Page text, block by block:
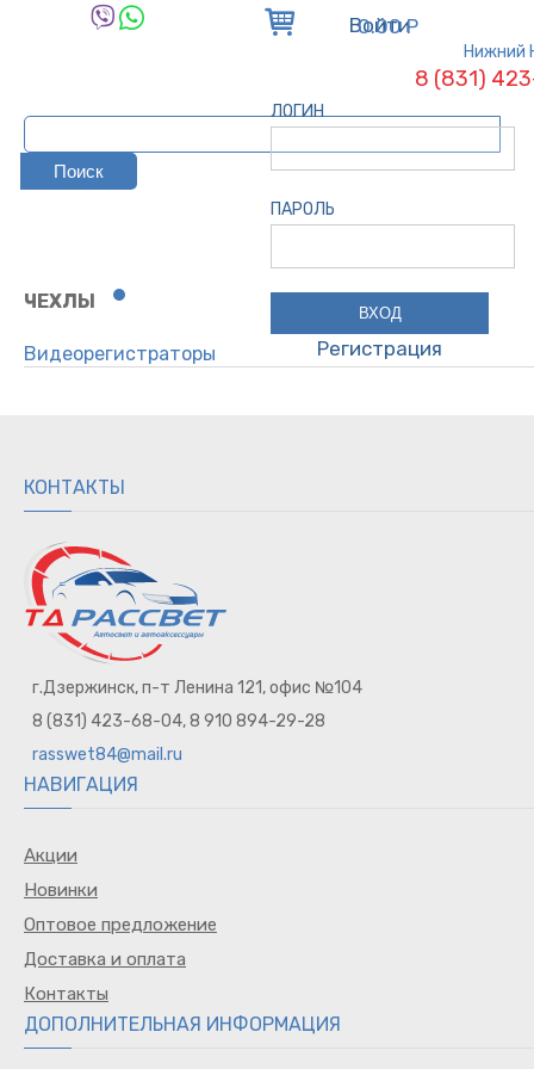
Нижний
8 (831)
Войти
ЛОГИН
ПАРОЛЬ
Регистрация
0.00 Р
ЧЕХЛЫ
Видеорегистраторы
Компрессор / вентиль
Разветвитель / зарядное устройство
Очки водителя
Ароматизаторы
Наклейки на авто
Жилет
Прочее
Брызговики
Горелка газовая
Держатель для телефона
Органайзеры
Пленка тонировочная
Заглушка ремня безопасности
Воронка / Съемник
Насадки на глушитель
Авто обложки
КОНТАКТЫ
г.Дзержинск, п-т Ленина 121, офис №104
8 (831) 423-68-04, 8 910 894-29-28
rasswet84@mail.ru
НАВИГАЦИЯ
Акции
Новинки
Оптовое предложение
Доставка и оплата
Контакты
ДОПОЛНИТЕЛЬНАЯ ИНФОРМАЦИЯ